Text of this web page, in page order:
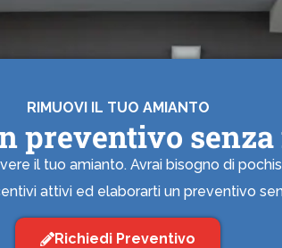
RIMUOVI IL TUO AMIANTO
preventivo
il tuo amianto. Avrai bisogno di
attivi ed elaborarti un preventivo
Richiedi Preventivo